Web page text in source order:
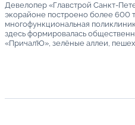
Девелопер «Главстрой Санкт-
экорайоне построено более 600
многофункциональная
здесь формировалась
«Причал’Ю», зелёные аллеи,